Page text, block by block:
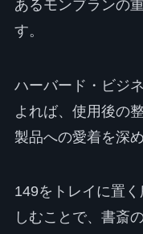
あるモンブランの
す。
ハーバード・ビジ
よれば、使用後の
製品への愛着を深
149をトレイに置
しむことで、書斎